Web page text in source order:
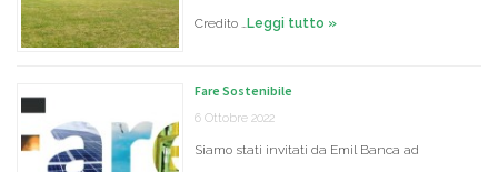
Credito …Leggi tutto »
Fare Sostenibile
6 Ottobre 2022
Siamo stati invitati da Emil Banca ad